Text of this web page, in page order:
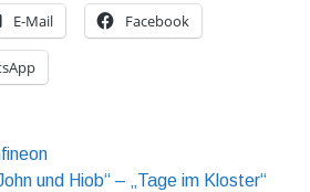
E-Mail Facebook
und Hiob“ – „Tage im Kloster“